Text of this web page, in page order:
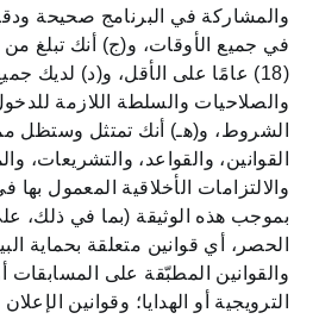
والمشاركة في البرنامج صحيحة
في جميع الأوقات، و(ج) أنك تبلغ من
(18) عامًا على الأقل، و(د) لديك
والصلاحيات والسلطة اللازمة
الشروط، و(هـ) أنك تمتثل وستظل
القوانين، والقواعد، والتشريعات،
والالتزامات الأخلاقية المعمول بها
بموجب هذه الوثيقة (بما في ذلك،
الحصر، أي قوانين متعلقة بحماية
والقوانين المطبّقة على المسابقات
الترويجية أو الهدايا؛ وقوانين